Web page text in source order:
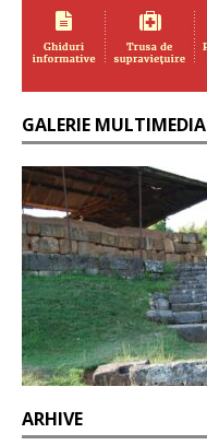
GALERIE MULTIMEDIA
ARHIVE